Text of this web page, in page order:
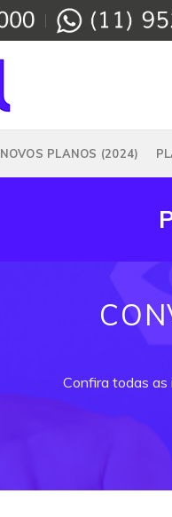
NOVOS PLANOS (2024)
Confira todas as